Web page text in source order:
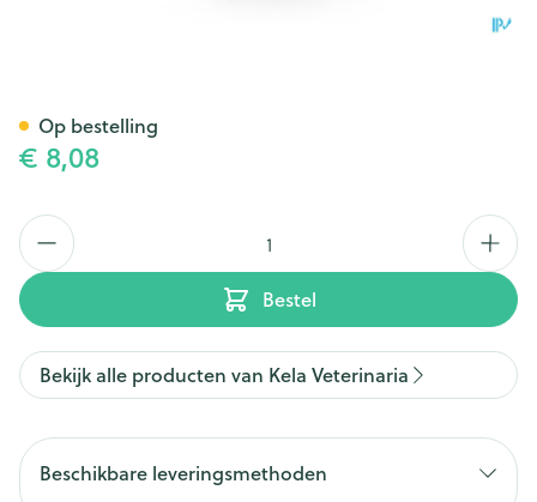
€ 8,08
Aantal
Bestel
Op bestelling
Bekijk alle producten van Kela Veterinaria
Beschikbare leveringsmethoden